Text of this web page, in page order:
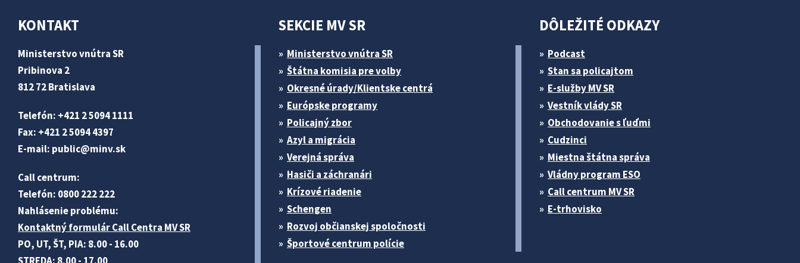
KONTAKT
Ministerstvo vnútra SR
Pribinova 2
812 72 Bratislava
Telefón: +421 2 5094 1111
Fax: +421 2 5094 4397
E-mail: public@minv.sk
Call centrum:
Telefón: 0800 222 222
Nahlásenie problému:
Kontaktný formulár Call Centra MV SR
PO, UT, ŠT, PIA: 8.00 - 16.00
STREDA: 8.00 - 17.00
SEKCIE MV SR
Ministerstvo vnútra SR
Štátna komisia pre volby
Okresné úrady/Klientske centrá
Európske programy
Policajný zbor
Azyl a migrácia
Verejná správa
Hasiči a záchranári
Krízové riadenie
Schengen
Rozvoj občianskej spoločnosti
Športové centrum polície
DÔLEŽITÉ ODKAZY
Podcast
Stan sa policajtom
E-služby MV SR
Vestník vlády SR
Obchodovanie s ľuďmi
Cudzinci
Miestna štátna správa
Vládny program ESO
Call centrum MV SR
E-trhovisko